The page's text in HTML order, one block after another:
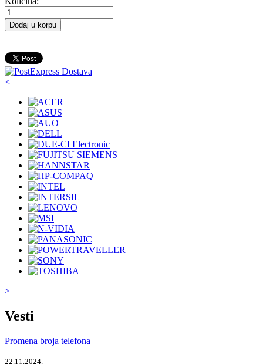
Dodaj u korpu
<
>
Vesti
Promena broja telefona
22.11.2024.